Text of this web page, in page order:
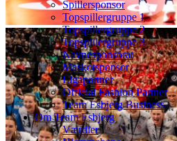
Spillersponsor
Topspillergruppe 1
Topspillergruppe 2
Topspillergruppe 3
Navnesponsorat
Maskotsponsor
Ligapartner
Official Fashion Partner
Team Esbjerg Business
Om Team Esbjerg
Værdier